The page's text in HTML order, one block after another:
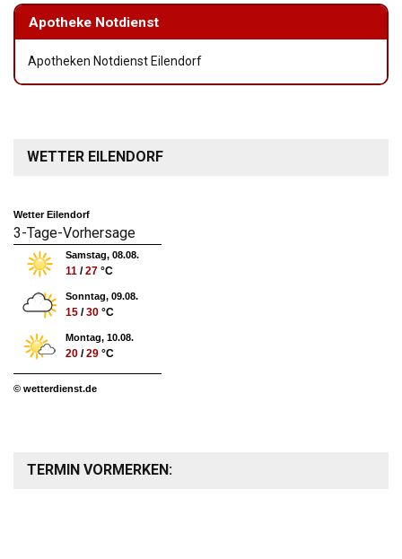
Apotheke Notdienst
Apotheken Notdienst Eilendorf
WETTER EILENDORF
Wetter Eilendorf
3-Tage-Vorhersage
Samstag, 08.08.
11 /27 °C
Sonntag, 09.08.
15 /30 °C
Montag, 10.08.
20 /29 °C
© wetterdienst.de
TERMIN VORMERKEN: